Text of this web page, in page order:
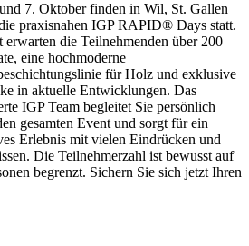
7. Oktober finden in Wil, St. Gallen
praxisnahen IGP RAPID® Days statt.
erwarten die Teilnehmenden über 200
eine hochmoderne
für Holz und exklusive
in aktuelle Entwicklungen. Das
IGP Team begleitet Sie persönlich
gesamten Event und sorgt für ein
Erlebnis mit vielen Eindrücken und
Die Teilnehmerzahl ist bewusst auf
begrenzt. Sichern Sie sich jetzt Ihren